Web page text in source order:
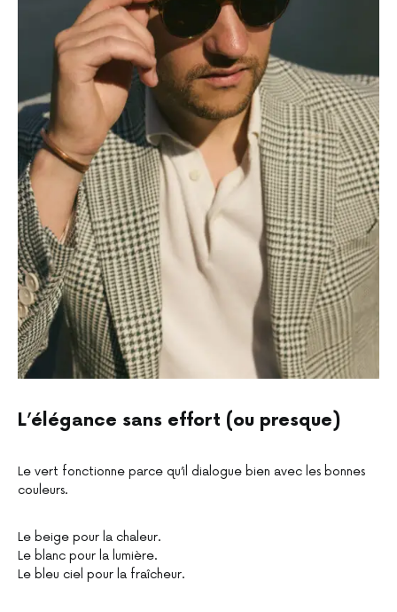
L’élégance sans effort (ou presque)
Le vert fonctionne parce qu’il dialogue bien avec les bonnes
couleurs.
Le beige pour la chaleur.
Le blanc pour la lumière.
Le bleu ciel pour la fraîcheur.